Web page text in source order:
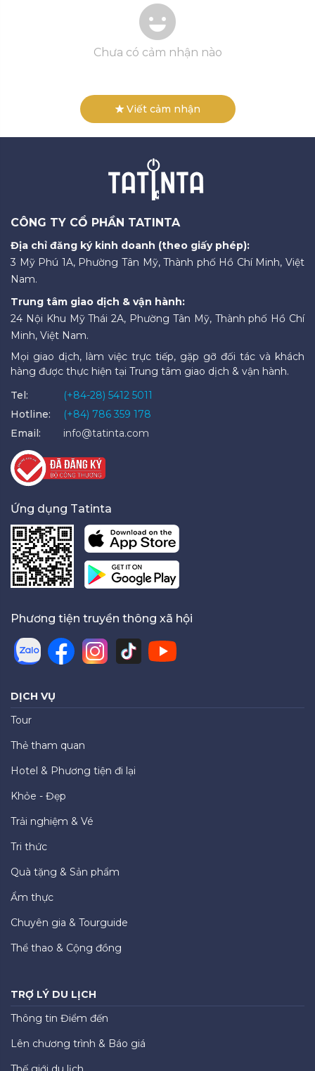
Chưa có cảm nhận nào
Viết cảm nhận
CÔNG TY CỔ PHẦN TATINTA
Địa chỉ đăng ký kinh doanh (theo giấy phép):
3 Mỹ Phú 1A, Phường Tân Mỹ, Thành phố Hồ Chí Minh, Việt
Nam.
Trung tâm giao dịch & vận hành:
24 Nội Khu Mỹ Thái 2A, Phường Tân Mỹ, Thành phố Hồ Chí
Minh, Việt Nam.
Mọi giao dịch, làm việc trực tiếp, gặp gỡ đối tác và khách
hàng được thực hiện tại Trung tâm giao dịch & vận hành.
Tel:
(+84-28) 5412 5011
Hotline:
(+84) 786 359 178
Email:
info@tatinta.com
Ứng dụng Tatinta
Phương tiện truyền thông xã hội
DỊCH VỤ
Tour
Thẻ tham quan
Hotel & Phương tiện đi lại
Khỏe - Đẹp
Trải nghiệm & Vé
Tri thức
Quà tặng & Sản phẩm
Ẩm thực
Chuyên gia & Tourguide
Thể thao & Cộng đồng
TRỢ LÝ DU LỊCH
Thông tin Điểm đến
Lên chương trình & Báo giá